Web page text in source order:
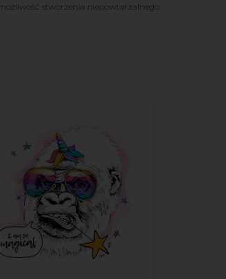
stworzenia niepowtarzalnego